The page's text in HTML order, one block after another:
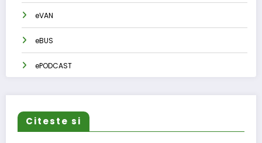
eVAN
eBUS
ePODCAST
Citeste si